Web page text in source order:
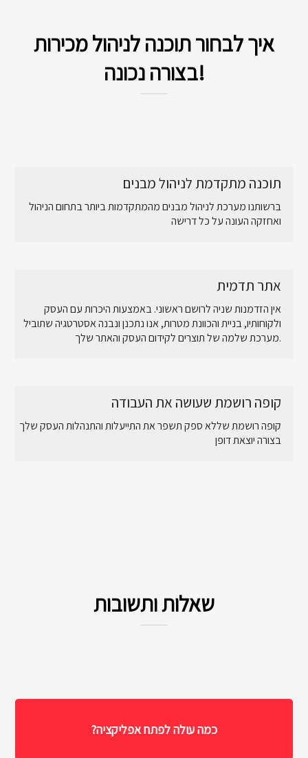
איך לבחור תוכנה לניהול מכירות
בצורה נכונה!
תוכנה מתקדמת לניהול מבנים
ברשותנו מערכת לניהול מבנים מהמתקדמות ביותר בתחום הניהול
ואחזקה העונה על כל דרישה
אתר תדמית
אין הזדמנות שניה לרושם ראשוני. באמצעות היכרות עם העסק
ולקוחותיו, בניית והכוונת מטרות, אנו נתכנן ונבנה אסטרטגיה שתוביל
מערכת שלמה של תוצרים לקידום העסק והאתר שלך.
קופה רושמת שעושה את העבודה
קופה רושמת שללא ספק תשפר את התייעלות והתנהלות העסק שלך
בצורה יוצאת דופן
שאלות ותשובות
כמה עולה לפתח אפליקציה?